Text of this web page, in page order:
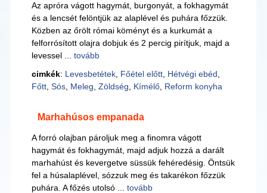
Az apróra vágott hagymát, burgonyát, a fokhagymát
és a lencsét felöntjük az alaplével és puhára főzzük.
Közben az őrölt római köményt és a kurkumát a
felforrósított olajra dobjuk és 2 percig pirítjuk, majd a
levessel ... tovább
cimkék: Levesbetétek, Főétel előtt, Hétvégi ebéd
Főtt, Sós, Meleg Zöldség Kímélő, Reform konyha
Marhahúsos empanada
A forró olajban pároljuk meg a finomra vágott
hagymát és fokhagymát, majd adjuk hozzá a darált
marhahúst és kevergetve süssük fehéredésig. Öntsük
fel a húsalaplével, sózzuk meg és takarékon főzzük
puhára. A főzés utolsó ... tovább